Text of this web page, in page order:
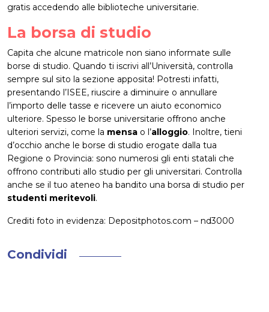
gratis accedendo alle biblioteche universitarie.
La borsa di studio
Capita che alcune matricole non siano informate sulle
borse di studio. Quando ti iscrivi all’Università, controlla
sempre sul sito la sezione apposita! Potresti infatti,
presentando l’ISEE, riuscire a diminuire o annullare
l’importo delle tasse e ricevere un aiuto economico
ulteriore. Spesso le borse universitarie offrono anche
ulteriori servizi, come la mensa o l’alloggio. Inoltre, tieni
d’occhio anche le borse di studio erogate dalla tua
Regione o Provincia: sono numerosi gli enti statali che
offrono contributi allo studio per gli universitari. Controlla
anche se il tuo ateneo ha bandito una borsa di studio per
studenti meritevoli.
Crediti foto in evidenza: Depositphotos.com – nd3000
Condividi